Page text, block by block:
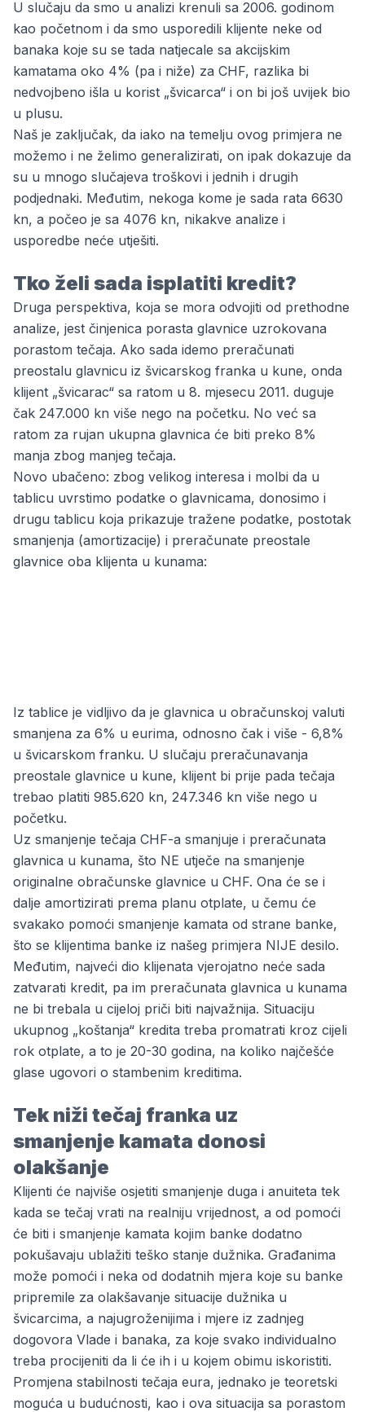
U slučaju da smo u analizi krenuli sa 2006. godinom
kao početnom i da smo usporedili klijente neke od
banaka koje su se tada natjecale sa akcijskim
kamatama oko 4% (pa i niže) za CHF, razlika bi
nedvojbeno išla u korist „švicarca“ i on bi još uvijek bio
u plusu.
Naš je zaključak, da iako na temelju ovog primjera ne
možemo i ne želimo generalizirati, on ipak dokazuje da
su u mnogo slučajeva troškovi i jednih i drugih
podjednaki. Međutim, nekoga kome je sada rata 6630
kn, a počeo je sa 4076 kn, nikakve analize i
usporedbe neće utješiti.
Tko želi sada isplatiti kredit?
Druga perspektiva, koja se mora odvojiti od prethodne
analize, jest činjenica porasta glavnice uzrokovana
porastom tečaja. Ako sada idemo preračunati
preostalu glavnicu iz švicarskog franka u kune, onda
klijent „švicarac“ sa ratom u 8. mjesecu 2011. duguje
čak 247.000 kn više nego na početku. No već sa
ratom za rujan ukupna glavnica će biti preko 8%
manja zbog manjeg tečaja.
Novo ubačeno: zbog velikog interesa i molbi da u
tablicu uvrstimo podatke o glavnicama, donosimo i
drugu tablicu koja prikazuje tražene podatke, postotak
smanjenja (amortizacije) i preračunate preostale
glavnice oba klijenta u kunama:
Iz tablice je vidljivo da je glavnica u obračunskoj valuti
smanjena za 6% u eurima, odnosno čak i više - 6,8%
u švicarskom franku. U slučaju preračunavanja
preostale glavnice u kune, klijent bi prije pada tečaja
trebao platiti 985.620 kn, 247.346 kn više nego u
početku.
Uz smanjenje tečaja CHF-a smanjuje i preračunata
glavnica u kunama, što NE utječe na smanjenje
originalne obračunske glavnice u CHF. Ona će se i
dalje amortizirati prema planu otplate, u čemu će
svakako pomoći smanjenje kamata od strane banke,
što se klijentima banke iz našeg primjera NIJE desilo.
Međutim, najveći dio klijenata vjerojatno neće sada
zatvarati kredit, pa im preračunata glavnica u kunama
ne bi trebala u cijeloj priči biti najvažnija. Situaciju
ukupnog „koštanja“ kredita treba promatrati kroz cijeli
rok otplate, a to je 20-30 godina, na koliko najčešće
glase ugovori o stambenim kreditima.
Tek niži tečaj franka uz
smanjenje kamata donosi
olakšanje
Klijenti će najviše osjetiti smanjenje duga i anuiteta tek
kada se tečaj vrati na realniju vrijednost, a od pomoći
će biti i smanjenje kamata kojim banke dodatno
pokušavaju ublažiti teško stanje dužnika. Građanima
može pomoći i neka od dodatnih mjera koje su banke
pripremile za olakšavanje situacije dužnika u
švicarcima, a najugroženijima i mjere iz zadnjeg
dogovora Vlade i banaka, za koje svako individualno
treba procijeniti da li će ih i u kojem obimu iskoristiti.
Promjena stabilnosti tečaja eura, jednako je teoretski
moguća u budućnosti, kao i ova situacija sa porastom